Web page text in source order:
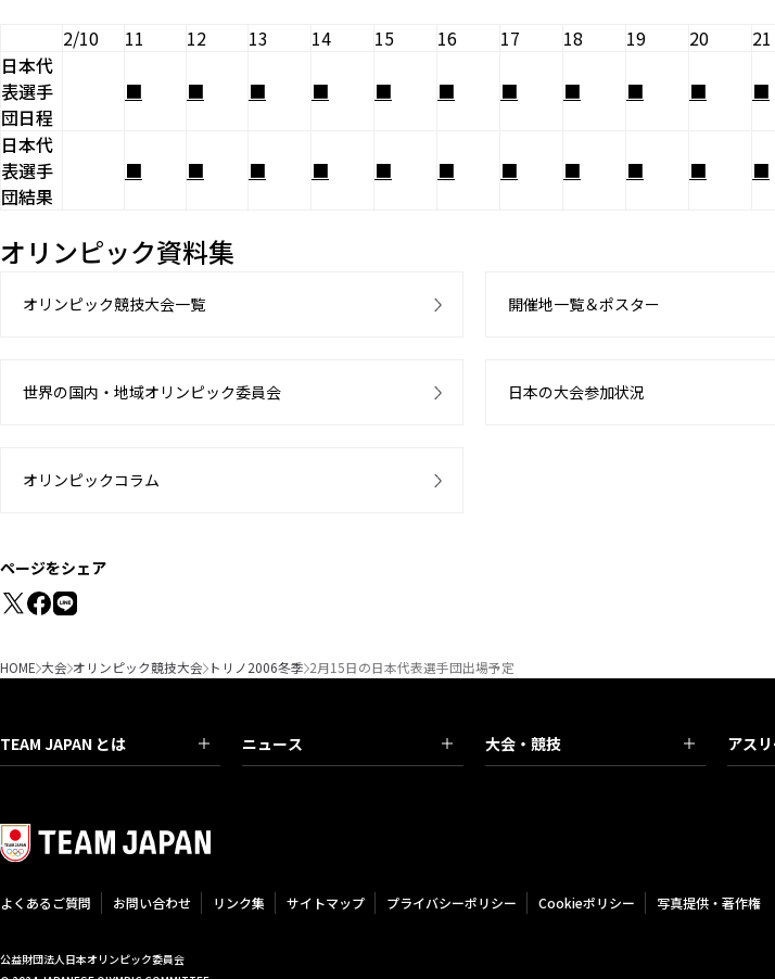
2/10 11 12 13 14 15 16 17 18 19 20 21
日本代
表選手
団日程
■ ■ ■ ■ ■ ■ ■ ■ ■ ■ ■
日本代
表選手
団結果
■ ■ ■ ■ ■ ■ ■ ■ ■ ■ ■
オリンピック資料集
オリンピック競技大会一覧 開催地一覧＆ポスター
世界の国内・地域オリンピック委員会 日本の大会参加状況
オリンピックコラム
ページをシェア
HOME 大会 オリンピック競技大会 トリノ2006冬季 2月15日の日本代表選手団出場予定
TEAM JAPAN とは ニュース 大会・競技 アス
よくあるご質問 お問い合わせ リンク集 サイトマップ プライバシーポリシー Cookieポリシー 写真提供・著作権
公益財団法人日本オリンピック委員会